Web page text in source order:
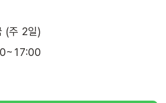
(주 2일)